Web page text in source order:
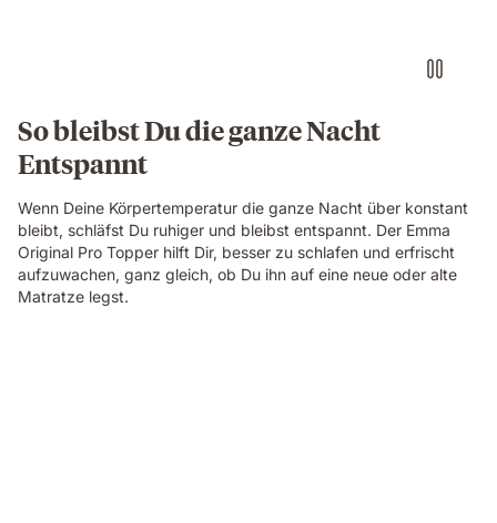
So bleibst Du die ganze Nacht
Entspannt
Wenn Deine Körpertemperatur die ganze Nacht über konstant
bleibt, schläfst Du ruhiger und bleibst entspannt. Der Emma
Original Pro Topper hilft Dir, besser zu schlafen und erfrischt
aufzuwachen, ganz gleich, ob Du ihn auf eine neue oder alte
Matratze legst.